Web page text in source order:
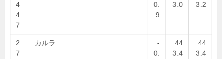
4
4
7
0.
9
3.0
3.2
2
7
カルラ
-
0.
44
3.4
44
3.4